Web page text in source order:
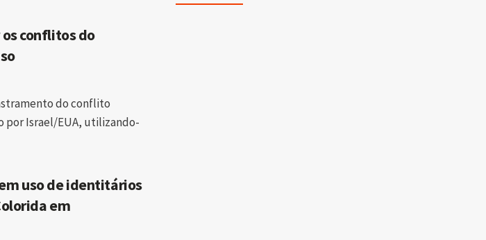
conflitos do
do conflito
por Israel/EUA, utilizando-
uso de identitários
em